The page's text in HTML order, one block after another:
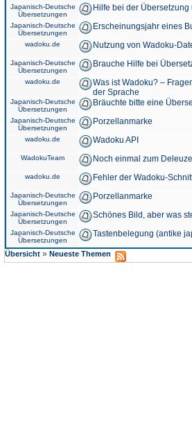
Japanisch-Deutsche
Übersetzungen
Hilfe bei der
Japanisch-Deutsche
Übersetzungen
Erscheinungsjahr eines
wadoku.de Nutzung von Wadoku-
Japanisch-Deutsche
Übersetzungen
Brauche Hilfe bei
wadoku.de
Was ist Wadoku? –
der Sprache
Japanisch-Deutsche
Übersetzungen
Bräuchte bitte eine
Japanisch-Deutsche
Übersetzungen
Porzellanmarke
wadoku.de Wadoku API
WadokuTeam Noch einmal zum
wadoku.de Fehler der Wadoku-
Japanisch-Deutsche
Übersetzungen
Porzellanmarke
Japanisch-Deutsche
Übersetzungen
Schönes Bild, aber was
Japanisch-Deutsche
Übersetzungen
Tastenbelegung (antike
Übersicht » Neueste Themen